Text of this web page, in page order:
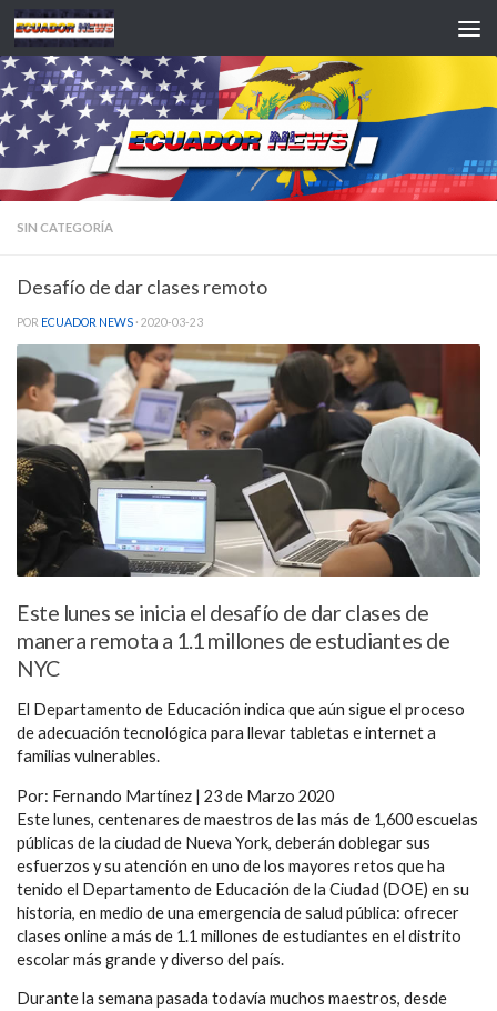
Saltar al contenido
SIN CATEGORÍA
Desafío de dar clases remoto
POR ECUADOR NEWS · 2020-03-23
Este lunes se inicia el desafío de dar clases de
manera remota a 1.1 millones de estudiantes de
NYC
El Departamento de Educación indica que aún sigue el proceso
de adecuación tecnológica para llevar tabletas e internet a
familias vulnerables.
Por: Fernando Martínez | 23 de Marzo 2020
Este lunes, centenares de maestros de las más de 1,600 escuelas
públicas de la ciudad de Nueva York, deberán doblegar sus
esfuerzos y su atención en uno de los mayores retos que ha
tenido el Departamento de Educación de la Ciudad (DOE) en su
historia, en medio de una emergencia de salud pública: ofrecer
clases online a más de 1.1 millones de estudiantes en el distrito
escolar más grande y diverso del país.
Durante la semana pasada todavía muchos maestros, desde